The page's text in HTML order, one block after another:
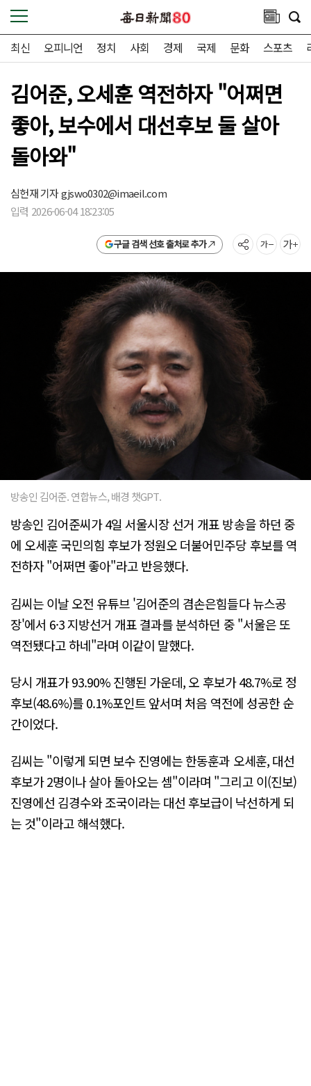
최신 오피니언 정치 사회 경제 국제 문화 스포츠
김어준, 오세훈 역전하자 "어쩌면
좋아, 보수에서 대선후보 둘 살아
돌아와"
심헌재 기자gjswo0302@imaeil.com
입력 2026-06-04 18:23:05
구글 검색 선호 출처로 추가
방송인 김어준. 연합뉴스, 배경 챗GPT.
방송인 김어준씨가 4일 서울시장 선거 개표 방송을 하던 중
에 오세훈 국민의힘 후보가 정원오 더불어민주당 후보를 역
전하자 "어쩌면 좋아"라고 반응했다.
김씨는 이날 오전 유튜브 '김어준의 겸손은힘들다 뉴스공
장'에서 6·3 지방선거 개표 결과를 분석하던 중 "서울은 또
역전됐다고 하네"라며 이같이 말했다.
당시 개표가 93.90% 진행된 가운데, 오 후보가 48.7%로 정
후보(48.6%)를 0.1%포인트 앞서며 처음 역전에 성공한 순
간이었다.
김씨는 "이렇게 되면 보수 진영에는 한동훈과 오세훈, 대선
후보가 2명이나 살아 돌아오는 셈"이라며 "그리고 이(진보)
진영에선 김경수와 조국이라는 대선 후보급이 낙선하게 되
는 것"이라고 해석했다.